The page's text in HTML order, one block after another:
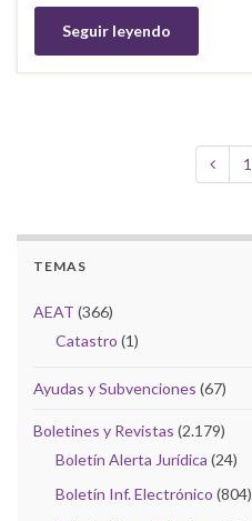
Seguir leyendo
1
TEMAS
AEAT (366)
Catastro (1)
Ayudas y Subvenciones (67)
Boletines y Revistas (2.179)
Boletín Alerta Jurídica (24)
Boletín Inf. Electrónico (804)